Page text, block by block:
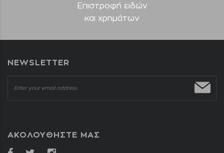
Επιστροφή ειδών
και χρημάτων
NEWSLETTER
ΑΚΟΛΟΥΘΗΣΤΕ ΜΑΣ